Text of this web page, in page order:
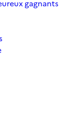
gagnants